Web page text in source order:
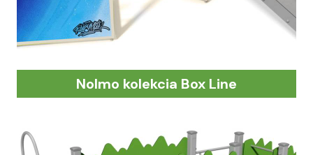
Nolmo kolekcia Box Line